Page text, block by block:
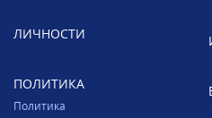
ЛИЧНОСТИ
ПОЛИТИКА
Политика